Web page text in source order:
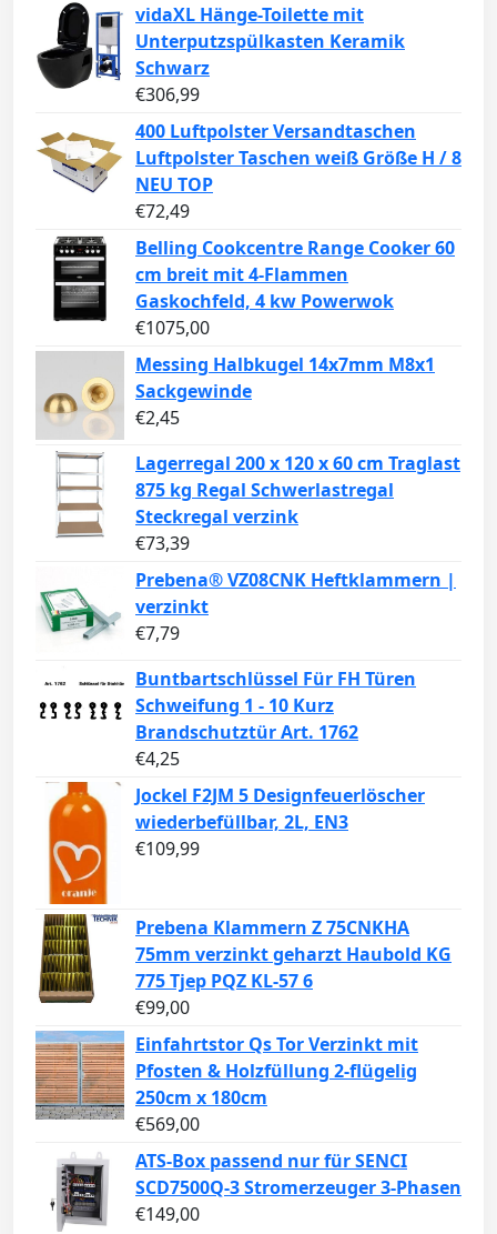
vidaXL Hänge-Toilette mit
Unterputzspülkasten Keramik
Schwarz
€306,99
400 Luftpolster Versandtaschen
Luftpolster Taschen weiß Größe H / 8
NEU TOP
€72,49
Belling Cookcentre Range Cooker 60
cm breit mit 4-Flammen
Gaskochfeld, 4 kw Powerwok
€1075,00
Messing Halbkugel 14x7mm M8x1
Sackgewinde
€2,45
Lagerregal 200 x 120 x 60 cm Traglast
875 kg Regal Schwerlastregal
Steckregal verzink
€73,39
Prebena® VZ08CNK Heftklammern |
verzinkt
€7,79
Buntbartschlüssel Für FH Türen
Schweifung 1 - 10 Kurz
Brandschutztür Art. 1762
€4,25
Jockel F2JM 5 Designfeuerlöscher
wiederbefüllbar, 2L, EN3
€109,99
Prebena Klammern Z 75CNKHA
75mm verzinkt geharzt Haubold KG
775 Tjep PQZ KL-57 6
€99,00
Einfahrtstor Qs Tor Verzinkt mit
Pfosten & Holzfüllung 2-flügelig
250cm x 180cm
€569,00
ATS-Box passend nur für SENCI
SCD7500Q-3 Stromerzeuger 3-Phasen
€149,00